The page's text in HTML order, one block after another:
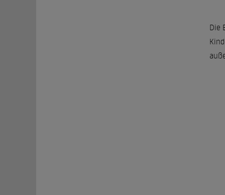
Die